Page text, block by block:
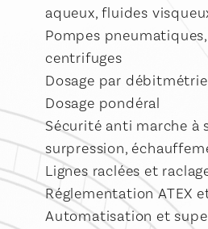
aqueux, fluides
Pompes
centrifuges
Dosage par débitmétrie
Dosage pondéral
Sécurité anti marche à
surpression,
Lignes raclées et
Réglementation ATEX
Automatisation et